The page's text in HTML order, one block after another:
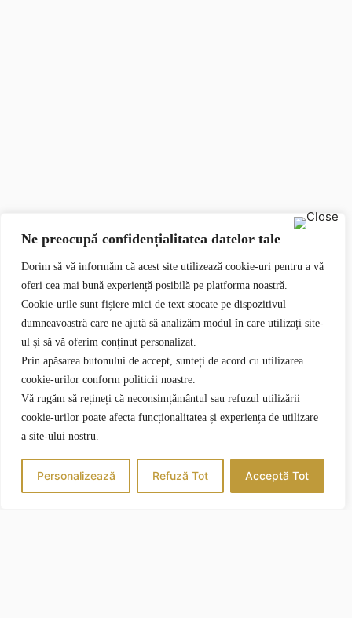
Ne preocupă confidențialitatea datelor tale
Dorim să vă informăm că acest site utilizează cookie-uri pentru a vă
oferi cea mai bună experiență posibilă pe platforma noastră.
Cookie-urile sunt fișiere mici de text stocate pe dispozitivul
dumneavoastră care ne ajută să analizăm modul în care utilizați site-
ul și să vă oferim conținut personalizat.
Prin apăsarea butonului de accept, sunteți de acord cu utilizarea
cookie-urilor conform politicii noastre.
Vă rugăm să rețineți că neconsimțământul sau refuzul utilizării
cookie-urilor poate afecta funcționalitatea și experiența de utilizare
a site-ului nostru.
Personalizează Refuză Tot Acceptă Tot